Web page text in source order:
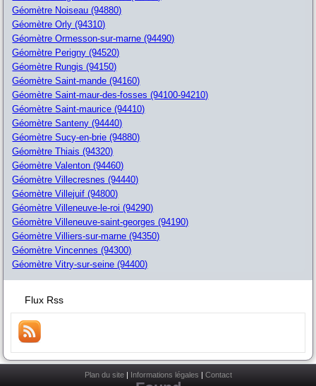
Géomètre Noiseau (94880)
Géomètre Orly (94310)
Géomètre Ormesson-sur-marne (94490)
Géomètre Perigny (94520)
Géomètre Rungis (94150)
Géomètre Saint-mande (94160)
Géomètre Saint-maur-des-fosses (94100-94210)
Géomètre Saint-maurice (94410)
Géomètre Santeny (94440)
Géomètre Sucy-en-brie (94880)
Géomètre Thiais (94320)
Géomètre Valenton (94460)
Géomètre Villecresnes (94440)
Géomètre Villejuif (94800)
Géomètre Villeneuve-le-roi (94290)
Géomètre Villeneuve-saint-georges (94190)
Géomètre Villiers-sur-marne (94350)
Géomètre Vincennes (94300)
Géomètre Vitry-sur-seine (94400)
Flux Rss
Plan du site| Informations légales Contact